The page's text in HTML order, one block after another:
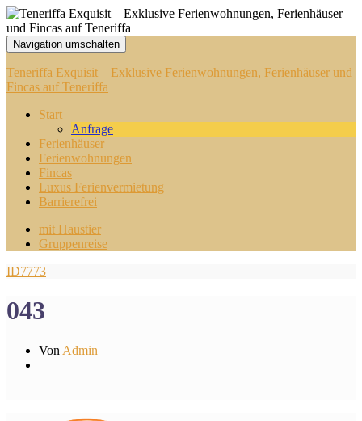
Navigation umschalten
Teneriffa Exquisit – Exklusive Ferienwohnungen, Ferienhäuser und
Fincas auf Teneriffa
Start
Anfrage
Ferienhäuser
Ferienwohnungen
Fincas
Luxus Ferienvermietung
Barrierefrei
mit Haustier
Gruppenreise
ID7773
043
Von Admin